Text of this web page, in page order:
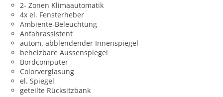
2- Zonen Klimaautomatik
4x el. Fensterheber
Ambiente-Beleuchtung
Anfahrassistent
autom. abblendender Innenspiegel
beheizbare Aussenspiegel
Bordcomputer
Colorverglasung
el. Spiegel
geteilte Rücksitzbank